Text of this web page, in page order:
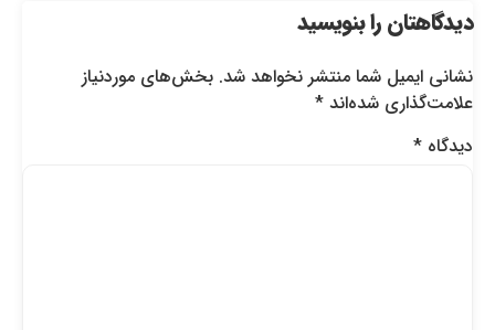
دیدگاهتان را بنویسید
نشانی ایمیل شما منتشر نخواهد شد. بخش‌های موردنیاز
علامت‌گذاری شده‌اند*
دیدگاه*